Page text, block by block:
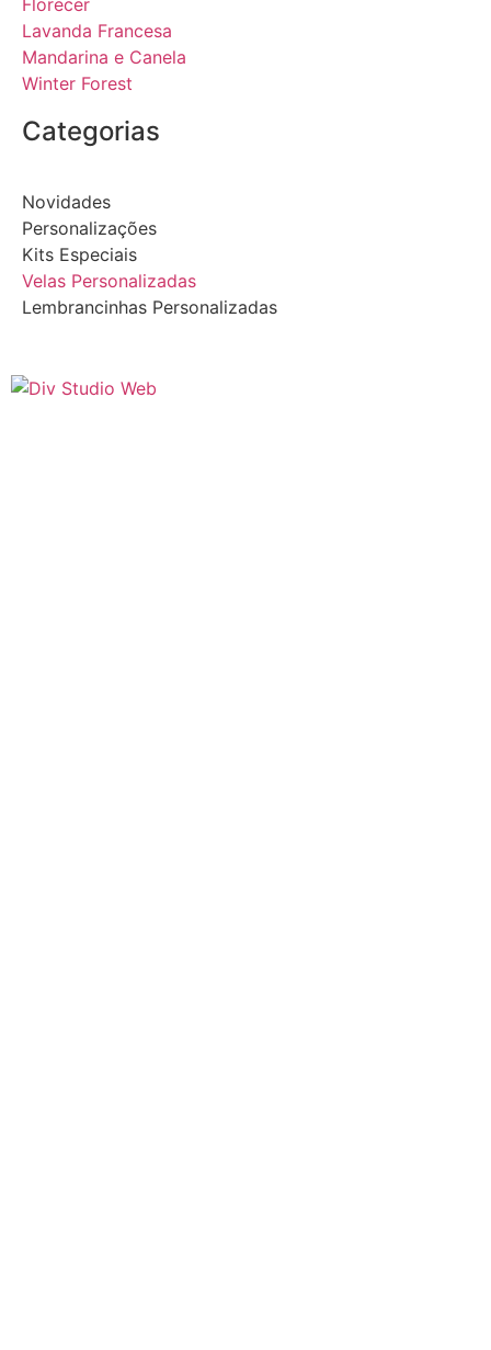
Florecer
Lavanda Francesa
Mandarina e Canela
Winter Forest
Categorias
Novidades
Personalizações
Kits Especiais
Velas Personalizadas
Lembrancinhas Personalizadas